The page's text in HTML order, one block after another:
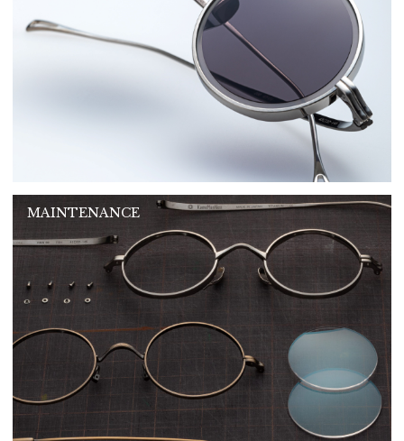
MAINTENANCE